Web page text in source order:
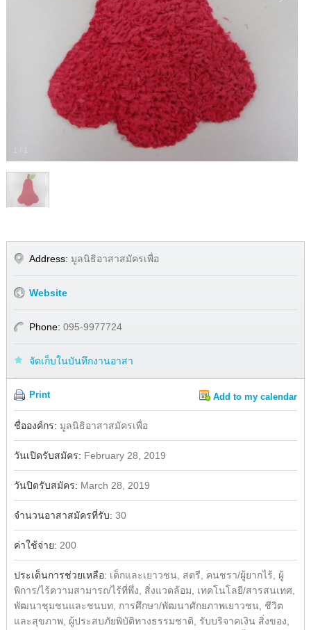
Address: มูลนิธิอาสาสมัครเพื่อ
Website
Phone: 095-9977724
จัดเก็บในบันทึกงานอาสา
Print Add to my calendar
ชื่อองค์กร: มูลนิธิอาสาสมัครเพื่อ
วันเปิดรับสมัคร: February 28, 2019
วันปิดรับสมัคร: March 28, 2019
จำนวนอาสาสมัครที่รับ: 30
ค่าใช้จ่าย: 200
ประเด็นการช่วยเหลือ: เด็กและเยาวชน, สตรี, คนชรา/ผู้ยากไร้, ผู้
พิการ/ไร้ความสามารถ/ไร้ที่พึ่ง, สิ่งแวดล้อม, เทคโนโลยี/สารสนเทศ,
พัฒนาชุมชนและชนบท, การศึกษา/พัฒนาศักยภาพเยาวชน, ชีวิต
และสุขภาพ, ผู้ประสบภัยพิบัติทางธรรมชาติ, รับบริจาคเงิน สิ่งของ,